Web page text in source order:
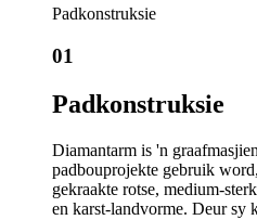
Padkonstruksie
01
Padkonstruksie
Diamantarm is 'n
padbouprojekte gebruik
gekraakte rotse, medium-
en karst-landvorme. Deur sy